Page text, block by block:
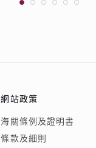
網站政策
海關條例及證明書
條款及細則